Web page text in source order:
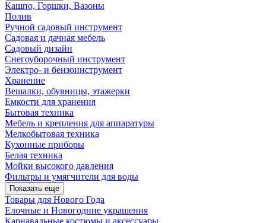
Кашпо, Горшки, Вазоны
Полив
Ручной садовый инструмент
Садовая и дачная мебель
Садовый дизайн
Снегоуборочный инструмент
Электро- и бензоинструмент
Хранение
Вешалки, обувницы, этажерки
Емкости для хранения
Бытовая техника
Мебель и крепления для аппаратуры
Мелкобытовая техника
Кухонные приборы
Белая техника
Мойки высокого давления
Фильтры и умягчители для воды
Показать еще
Товары для Нового Года
Елочные и Новогодние украшения
Карнавальные костюмы и аксессуары